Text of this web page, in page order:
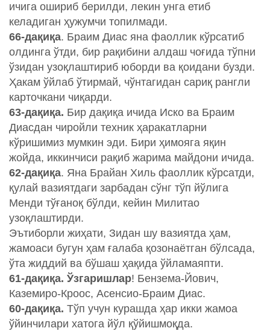
ичига ошириб берилди, лекин унга етиб
келадиган ҳужумчи топилмади.
66-дақиқа. Браим Диас яна фаоллик кўрсатиб
олдинга ўтди, бир рақибини алдаш чоғида тўпни
ўзидан узоқлаштириб юборди ва қоидани бузди.
Ҳакам ўйлаб ўтирмай, чўнтагидан сариқ рангли
карточкани чиқарди.
63-дақиқа. Бир дақиқа ичида Иско ва Браим
Диасдан чиройли техник ҳаракатларни
кўришимиз мумкин эди. Бири ҳимояга яқин
жойда, иккинчиси рақиб жарима майдони ичида.
62-дақиқа. Яна Брайан Хиль фаоллик кўрсатди,
қулай вазиятдаги зарбадан сўнг тўп йўлига
Менди тўғаноқ бўлди, кейин Милитао
узоқлаштирди.
Эътиборли жиҳати, Зидан шу вазиятда ҳам,
жамоаси бугун ҳам ғалаба қозонаётган бўлсада,
ўта жиддий ва бўшаш ҳақида ўйламаяпти.
61-дақиқа. Ўзгаришлар! Бензема-Йович,
Каземиро-Кроос, Асенсио-Браим Диас.
60-дақиқа. Тўп учун курашда ҳар икки жамоа
ўйинчилари хатога йўл қўйишмоқда.